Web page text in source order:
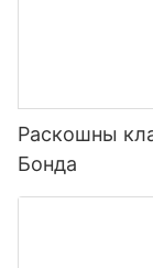
Раскошны
Бонда